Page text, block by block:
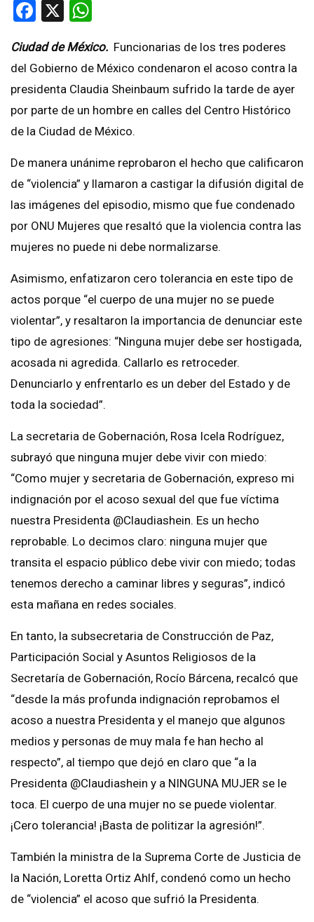
Facebook
X
Ciudad de México. Funcionarias de los tres poderes
del Gobierno de México condenaron el acoso contra la
presidenta Claudia Sheinbaum sufrido la tarde de ayer
por parte de un hombre en calles del Centro Histórico
de la Ciudad de México.
De manera unánime reprobaron el hecho que calificaron
de “violencia” y llamaron a castigar la difusión digital de
las imágenes del episodio, mismo que fue condenado
por ONU Mujeres que resaltó que la violencia contra las
mujeres no puede ni debe normalizarse.
Asimismo, enfatizaron cero tolerancia en este tipo de
actos porque “el cuerpo de una mujer no se puede
violentar”, y resaltaron la importancia de denunciar este
tipo de agresiones: “Ninguna mujer debe ser hostigada,
acosada ni agredida. Callarlo es retroceder.
Denunciarlo y enfrentarlo es un deber del Estado y de
toda la sociedad”.
La secretaria de Gobernación, Rosa Icela Rodríguez,
subrayó que ninguna mujer debe vivir con miedo:
“Como mujer y secretaria de Gobernación, expreso mi
indignación por el acoso sexual del que fue víctima
nuestra Presidenta @Claudiashein. Es un hecho
reprobable. Lo decimos claro: ninguna mujer que
transita el espacio público debe vivir con miedo; todas
tenemos derecho a caminar libres y seguras”, indicó
esta mañana en redes sociales.
En tanto, la subsecretaria de Construcción de Paz,
Participación Social y Asuntos Religiosos de la
Secretaría de Gobernación, Rocío Bárcena, recalcó que
“desde la más profunda indignación reprobamos el
acoso a nuestra Presidenta y el manejo que algunos
medios y personas de muy mala fe han hecho al
respecto”, al tiempo que dejó en claro que “a la
Presidenta @Claudiashein y a NINGUNA MUJER se le
toca. El cuerpo de una mujer no se puede violentar.
¡Cero tolerancia! ¡Basta de politizar la agresión!”.
También la ministra de la Suprema Corte de Justicia de
la Nación, Loretta Ortiz Ahlf, condenó como un hecho
de “violencia” el acoso que sufrió la Presidenta.